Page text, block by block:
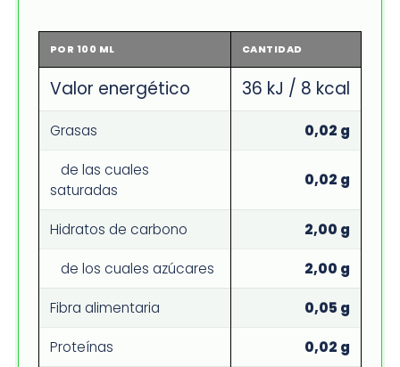
POR 100 ML CANTIDAD
Valor energético 36 kJ / 8 kcal
Grasas 0,02 g
de las cuales
saturadas
0,02 g
Hidratos de carbono 2,00 g
de los cuales azúcares 2,00 g
Fibra alimentaria 0,05 g
Proteínas 0,02 g